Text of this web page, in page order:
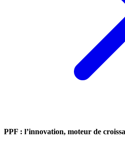
PPF : l’innovation, moteur de